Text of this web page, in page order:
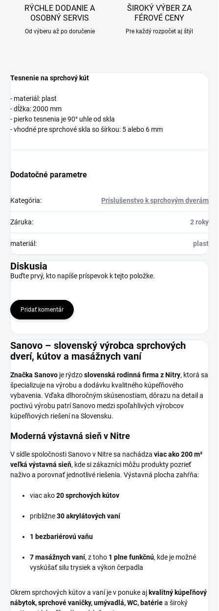
RÝCHLE DODANIE A
OSOBNÝ SERVIS
Od výberu až po doručenie
ŠIROKÝ VÝBER ZA
FÉROVÉ CENY
Pre každý rozpočet aj štýl
Tesnenie na sprchový kút
- materiál: plast
- dĺžka: 2000 mm
- pierko tesnenia je 90° uhle od skla
- vhodné pre sprchové skla so šírkou: 5 alebo 6 mm
Dodatočné parametre
Kategória: Príslušenstvo k sprchovým dverám
Záruka: 2 roky
materiál : plast
Diskusia
Buďte prvý, kto napíše príspevok k tejto položke.
Pridať komentár
Sanovo – slovenský výrobca sprchových
dverí, kútov a masážnych vaní
Značka Sanovo je rýdzoslovenská rodinná firma z Nitry, ktorá sa
špecializuje na výrobu a dodávku kvalitného kúpeľňového
vybavenia. Vďaka dlhoročným skúsenostiam, dôrazu na detail a
poctivú výrobu patrí Sanovo medzi spoľahlivých výrobcov
kúpeľňových riešení na Slovensku.
Moderná výstavná sieň v Nitre
V sídle spoločnosti Sanovo v Nitre sa nachádza viac ako 200 m²
veľká výstavná sieň, kde si zákazníci môžu produkty pozrieť
naživo a porovnať jednotlivé riešenia. Výstavná plocha zahŕňa:
viac ako20 sprchových kútov
približne30 akrylátových vaní
1 bezbariérovú vaňu
7 masážnych vaní, z toho 1 plne funkčnú, kde je možné
vyskúšať silu trysiek a výkon čerpadla
Okrem sprchových kútov a vaní je v ponuke aj kvalitný kúpeľňový
nábytok, sprchové vaničky, umývadlá, WC, batériea široký